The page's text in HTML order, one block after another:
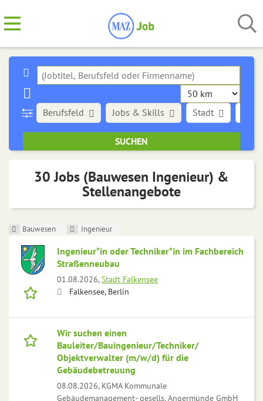
Stadt
Berufsfeld Jobs & Skills
30 Jobs (Bauwesen Ingenieur) &
Stellenangebote
Bauwesen Ingenieur
Ingenieur*in oder Techniker*in im Fachbereich
Straßenneubau
01.08.2026,Stadt Falkensee
Falkensee, Berlin
Wir suchen einen
Bauleiter/Bauingenieur/Techniker/
Objektverwalter (m/w/d) für die
Gebäudebetreuung
08.08.2026, KGMA Kommunale
Gebäudemanagement- gesells. Angermünde GmbH